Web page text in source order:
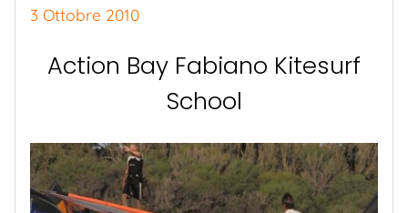
3 Ottobre 2010
Action Bay Fabiano Kitesurf
School